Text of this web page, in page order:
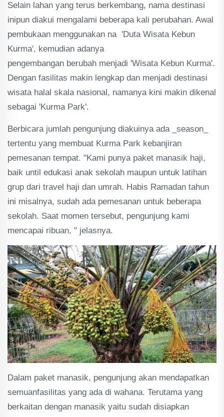
Selain lahan yang terus berkembang, nama destinasi
inipun diakui mengalami beberapa kali perubahan. Awal
pembukaan menggunakan na 'Duta Wisata Kebun
Kurma', kemudian adanya
pengembangan berubah menjadi 'Wisata Kebun Kurma'.
Dengan fasilitas makin lengkap dan menjadi destinasi
wisata halal skala nasional, namanya kini makin dikenal
sebagai 'Kurma Park'.
Berbicara jumlah pengunjung diakuinya ada _season_
tertentu yang membuat Kurma Park kebanjiran
pemesanan tempat. "Kami punya paket manasik haji,
baik until edukasi anak sekolah maupun untuk latihan
grup dari travel haji dan umrah. Habis Ramadan tahun
ini misalnya, sudah ada pemesanan untuk beberapa
sekolah. Saat momen tersebut, pengunjung kami
mencapai ribuan, " jelasnya.
Dalam paket manasik, pengunjung akan mendapatkan
semuanfasilitas yang ada di wahana. Terutama yang
berkaitan dengan manasik yaitu sudah disiapkan